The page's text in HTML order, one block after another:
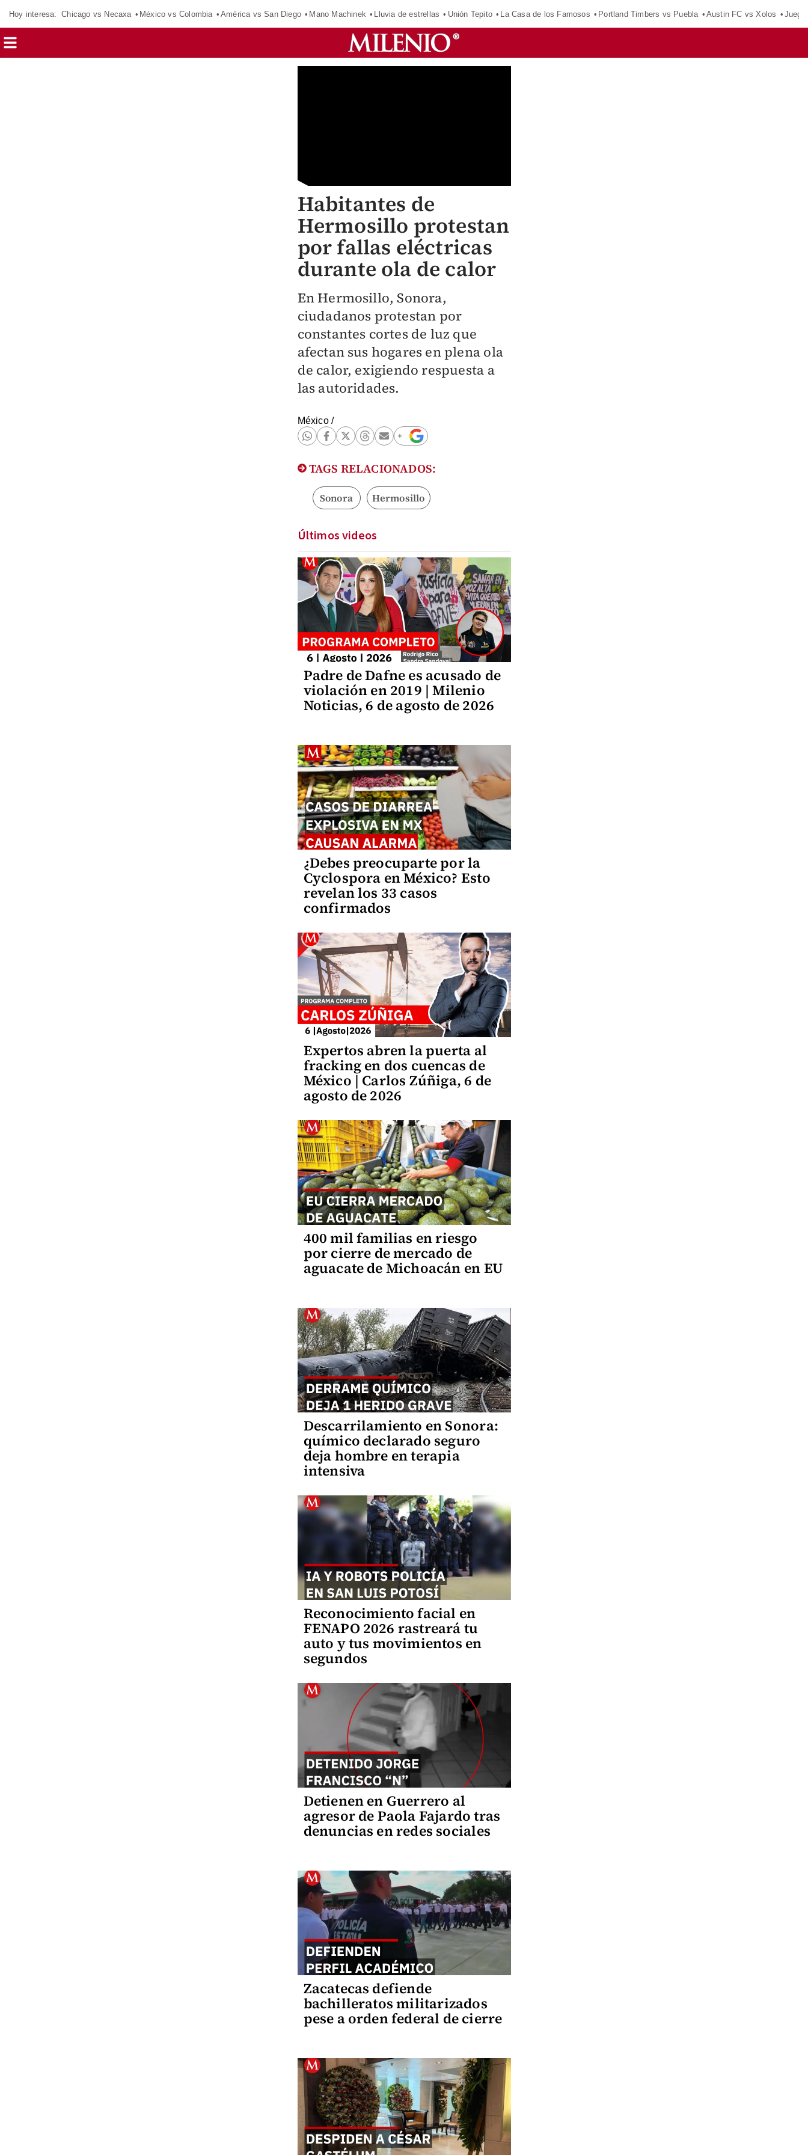
Hoy interesa: Chicago vs Necaxa México vs Colombia América vs San Diego Mano Machinek Lluvia de estrellas Unión Tepito La Casa de los Famosos Portland Timbers vs Puebla Austin FC vs Xolos
Habitantes de
Hermosillo protestan
por fallas eléctricas
durante ola de calor
En Hermosillo, Sonora,
ciudadanos protestan por
constantes cortes de luz que
afectan sus hogares en plena ola
de calor, exigiendo respuesta a
las autoridades.
México/
TAGS RELACIONADOS:
Sonora Hermosillo
Últimos videos
Padre de Dafne es acusado de
violación en 2019 | Milenio
Noticias, 6 de agosto de 2026
¿Debes preocuparte por la
Cyclospora en México? Esto
revelan los 33 casos
confirmados
Expertos abren la puerta al
fracking en dos cuencas de
México | Carlos Zúñiga, 6 de
agosto de 2026
400 mil familias en riesgo
por cierre de mercado de
aguacate de Michoacán en EU
Descarrilamiento en Sonora:
químico declarado seguro
deja hombre en terapia
intensiva
Reconocimiento facial en
FENAPO 2026 rastreará tu
auto y tus movimientos en
segundos
Detienen en Guerrero al
agresor de Paola Fajardo tras
denuncias en redes sociales
Zacatecas defiende
bachilleratos militarizados
pese a orden federal de cierre